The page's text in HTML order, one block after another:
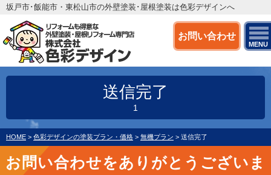
お問い合わせ
MENU
坂戸市･飯能市・東松山市の外壁塗装･屋根塗装は色彩デザインへ
送信完了
1
HOME > 色彩デザインの塗装プラン・価格 > 無機プラン > 送信完了
お問い合わせをありがとうございま